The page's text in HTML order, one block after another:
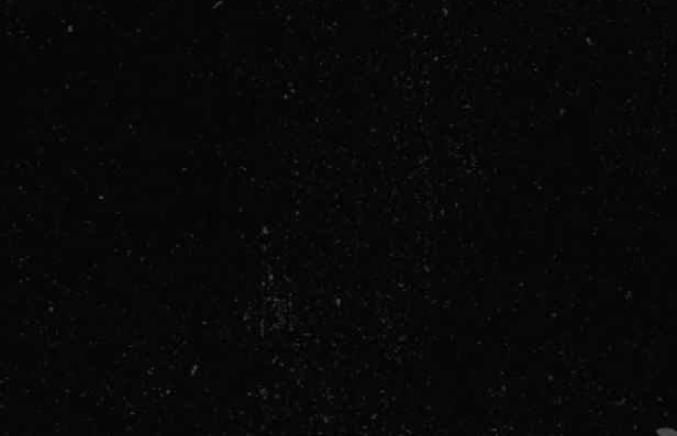
Poboljšanje Sna:
Povećanje Samopouzdanja:
Kako Početi: